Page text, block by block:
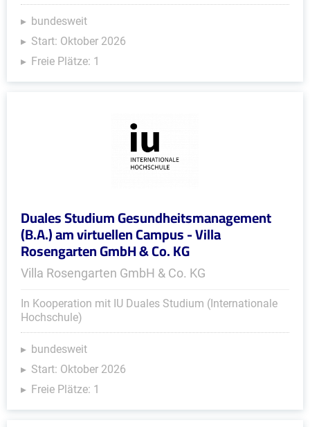
bundesweit
Start: Oktober 2026
Freie Plätze: 1
Duales Studium Gesundheitsmanagement
(B.A.) am virtuellen Campus - Villa
Rosengarten GmbH & Co. KG
Villa Rosengarten GmbH & Co. KG
In Kooperation mit IU Duales Studium (Internationale
Hochschule)
bundesweit
Start: Oktober 2026
Freie Plätze: 1